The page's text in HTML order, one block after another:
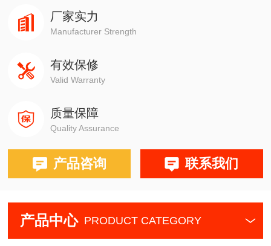
结构分析。
厂家实力
Manufacturer Strength
有效保修
Valid Warranty
质量保障
Quality Assurance
产品咨询 联系我们
产品中心 PRODUCT CATEGORY